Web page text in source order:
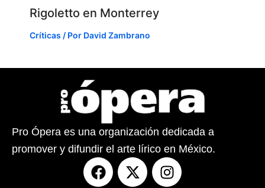
Rigoletto en Monterrey
Críticas / Por David Zambrano
Pro Ópera es una organización dedicada a
promover y difundir el arte lírico en México.
F
a
X
-
I
n